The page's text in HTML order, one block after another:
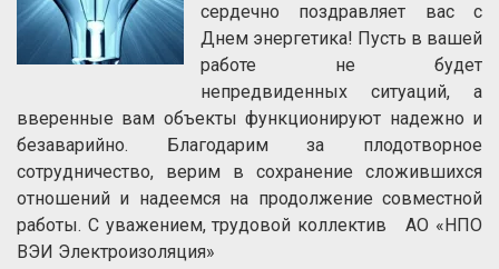
сердечно поздравляет вас с
Днем энергетика! Пусть в вашей
работе не будет
непредвиденных ситуаций, а
вверенные вам объекты функционируют надежно и
безаварийно. Благодарим за плодотворное
сотрудничество, верим в сохранение сложившихся
отношений и надеемся на продолжение совместной
работы. С уважением, трудовой коллектив АО «НПО
ВЭИ Электроизоляция»